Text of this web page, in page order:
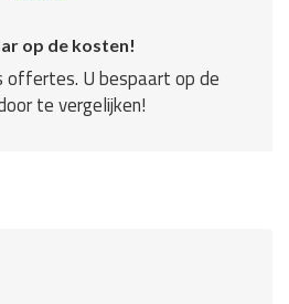
op de kosten!
offertes. U bespaart op de
te vergelijken!